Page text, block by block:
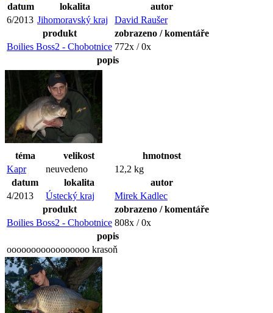
datum
lokalita
autor
6/2013 Jihomoravský kraj
David Raušer
produkt
zobrazeno / komentáře
Boilies Boss2 - Chobotnice 772x / 0x
popis
téma velikost
hmotnost
Kapr
neuvedeno
12,2 kg
datum
lokalita
autor
4/2013
Ústecký kraj
Mirek Kadlec
produkt
zobrazeno / komentáře
Boilies Boss2 - Chobotnice 808x / 0x
popis
ooooooooooooooooo krasoň